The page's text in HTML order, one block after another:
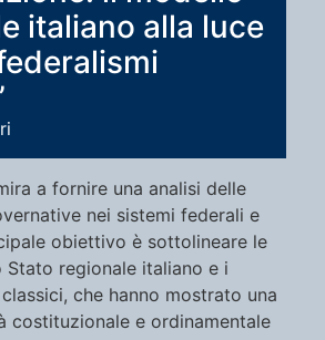
italiano alla luce
a fornire una analisi delle
nei sistemi federali e
obiettivo è sottolineare le
regionale italiano e i
che hanno mostrato una
costituzionale e ordinamentale